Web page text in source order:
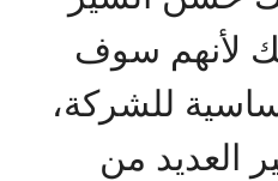
لأنهم سوف
للشركة،
العديد من